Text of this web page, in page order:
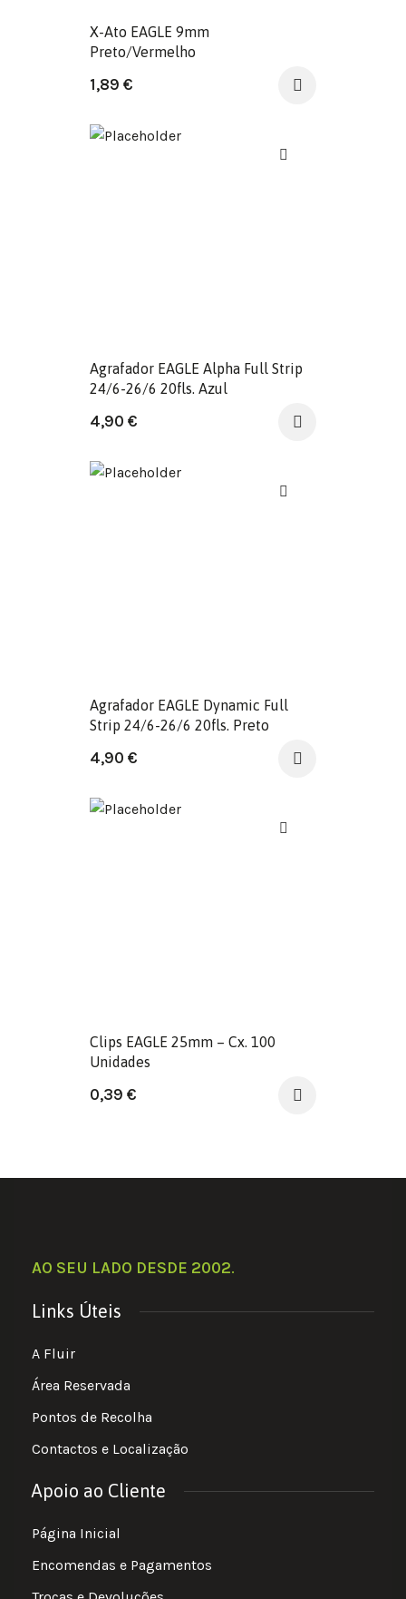
X-Ato EAGLE 9mm
Preto/Vermelho
1,89 €
Agrafador EAGLE Alpha Full Strip
24/6-26/6 20fls. Azul
4,90 €
Agrafador EAGLE Dynamic Full
Strip 24/6-26/6 20fls. Preto
4,90 €
Clips EAGLE 25mm – Cx. 100
Unidades
0,39 €
AO SEU LADO DESDE 2002.
Links Úteis
A Fluir
Área Reservada
Pontos de Recolha
Contactos e Localização
Apoio ao Cliente
Página Inicial
Encomendas e Pagamentos